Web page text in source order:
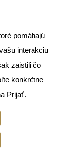
pomáhajú
interakciu
zaistili čo
konkrétne
Prijať.
– 21.00
– 21.00